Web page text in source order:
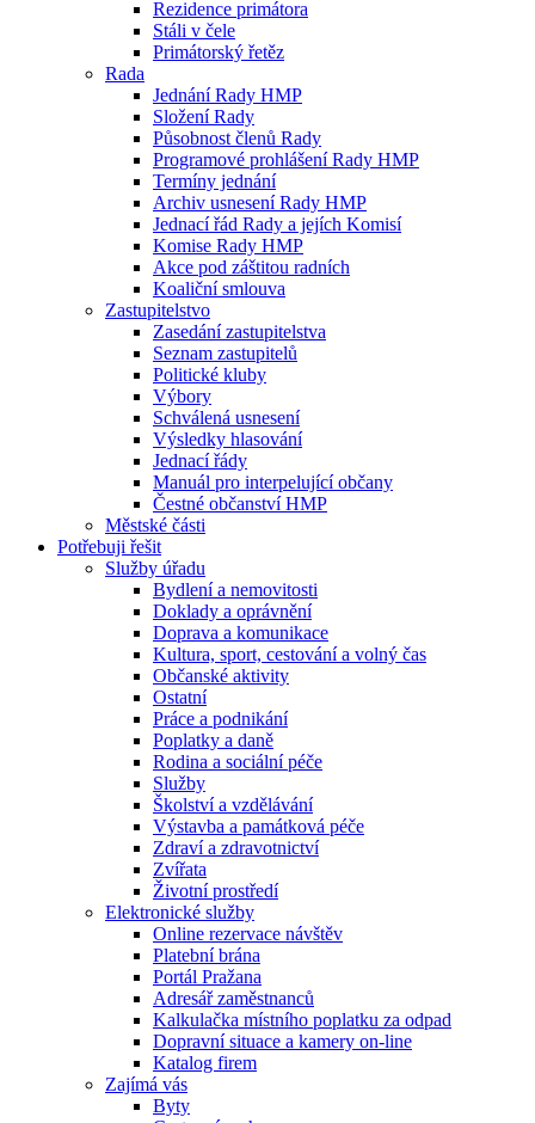
Rezidence primátora
Stáli v čele
Primátorský řetěz
Rada
Jednání Rady HMP
Složení Rady
Působnost členů Rady
Programové prohlášení Rady HMP
Termíny jednání
Archiv usnesení Rady HMP
Jednací řád Rady a jejích Komisí
Komise Rady HMP
Akce pod záštitou radních
Koaliční smlouva
Zastupitelstvo
Zasedání zastupitelstva
Seznam zastupitelů
Politické kluby
Výbory
Schválená usnesení
Výsledky hlasování
Jednací řády
Manuál pro interpelující občany
Čestné občanství HMP
Městské části
Potřebuji řešit
Služby úřadu
Bydlení a nemovitosti
Doklady a oprávnění
Doprava a komunikace
Kultura, sport, cestování a volný čas
Občanské aktivity
Ostatní
Práce a podnikání
Poplatky a daně
Rodina a sociální péče
Služby
Školství a vzdělávání
Výstavba a památková péče
Zdraví a zdravotnictví
Zvířata
Životní prostředí
Elektronické služby
Online rezervace návštěv
Platební brána
Portál Pražana
Adresář zaměstnanců
Kalkulačka místního poplatku za odpad
Dopravní situace a kamery on-line
Katalog firem
Zajímá vás
Byty